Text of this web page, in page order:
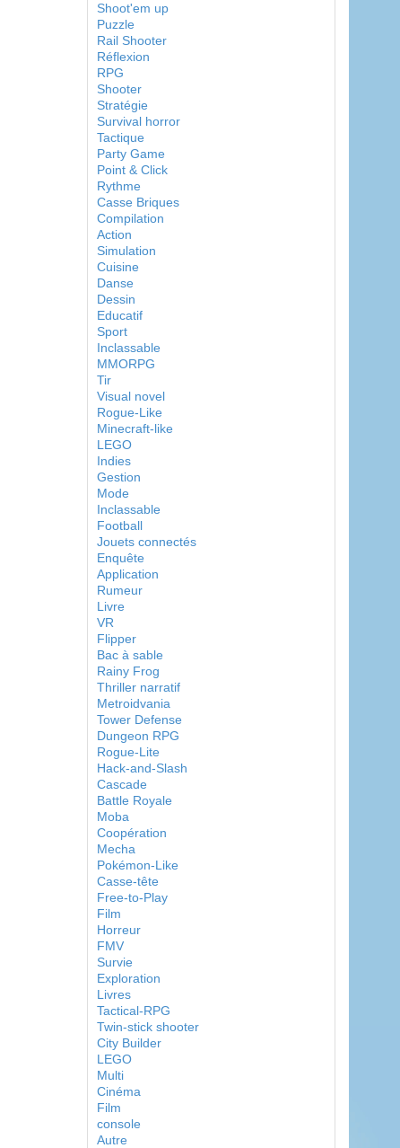
Shoot'em up
Puzzle
Rail Shooter
Réflexion
RPG
Shooter
Stratégie
Survival horror
Tactique
Party Game
Point & Click
Rythme
Casse Briques
Compilation
Action
Simulation
Cuisine
Danse
Dessin
Educatif
Sport
Inclassable
MMORPG
Tir
Visual novel
Rogue-Like
Minecraft-like
LEGO
Indies
Gestion
Mode
Inclassable
Football
Jouets connectés
Enquête
Application
Rumeur
Livre
VR
Flipper
Bac à sable
Rainy Frog
Thriller narratif
Metroidvania
Tower Defense
Dungeon RPG
Rogue-Lite
Hack-and-Slash
Cascade
Battle Royale
Moba
Coopération
Mecha
Pokémon-Like
Casse-tête
Free-to-Play
Film
Horreur
FMV
Survie
Exploration
Livres
Tactical-RPG
Twin-stick shooter
City Builder
LEGO
Multi
Cinéma
Film
console
Autre